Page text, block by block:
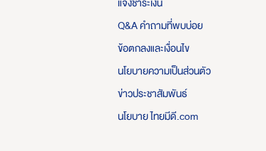
Q&A คำถามที่พบบ่อย
ข้อตกลงและเงื่อนไข
นโยบายความเป็นส่วนตัว
ข่าวประชาสัมพันธ์
นโยบาย ไทยมีดี.com